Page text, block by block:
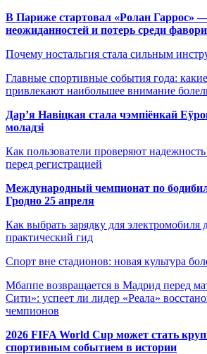
В Париже стартовал «Ролан Гаррос»
неожиданностей и потерь среди
Почему ностальгия стала сильным
Главные спортивные события года:
привлекают наибольшее внимание
Дар’я Навіцкая стала чэмпіёнкай
моладзі
Как пользователи проверяют
перед регистрацией
Международный чемпионат по
Гродно 25 апреля
Как выбрать зарядку для электромобиля
практический гид
Спорт вне стадионов: новая культура
Мбаппе возвращается в Мадрид перед
Сити»: успеет ли лидер «Реала»
чемпионов
2026 FIFA World Cup может стать
спортивным событием в истории